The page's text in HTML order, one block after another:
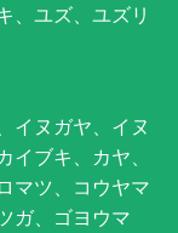
、ユズ、ユズリ
イヌガヤ、イヌ
ブキ、カヤ、
マツ、コウヤマ
ガ、ゴヨウマ